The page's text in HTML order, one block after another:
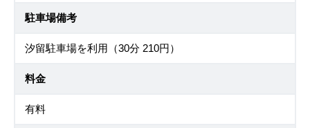
駐車場備考
汐留駐車場を利用（30分 210円）
料金
有料